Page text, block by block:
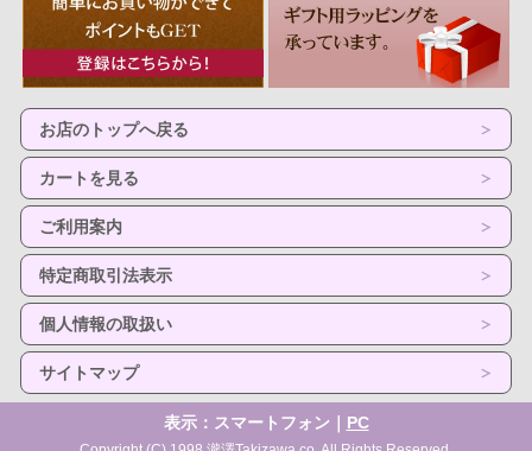
お店のトップへ戻る
カートを見る
ご利用案内
特定商取引法表示
個人情報の取扱い
サイトマップ
表示：スマートフォン｜ PC